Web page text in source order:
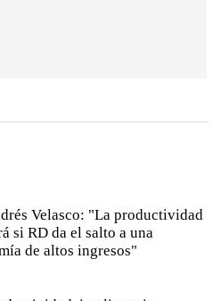
Velasco: "La productividad
si RD da el salto a una
de altos ingresos"